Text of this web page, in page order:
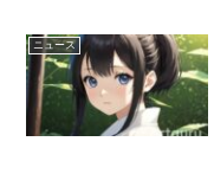
ニュース